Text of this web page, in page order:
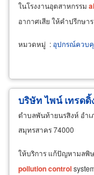
ในโรงงานอุตสาหกรรม
อากาศเสีย ให้คำปรีกษา
หมวดหมู่ : อุปกรณ์ควบคุ
บริษัท ไพน์ เทรดดิ้
ตำบลพันท้ายนรสิงห์ อำเ
สมุทรสาคร 74000
ให้บริการ แก้ปัญหามลพิ
pollutioncontrol